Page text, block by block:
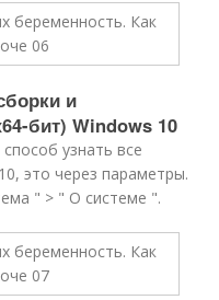
и
бит) Windows 10
узнать все
это через параметры.
" > " О системе ".